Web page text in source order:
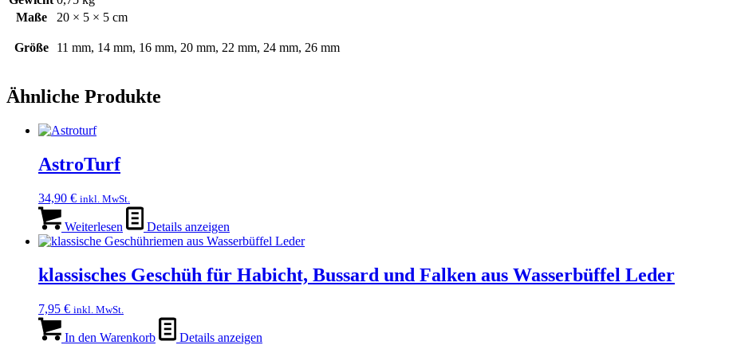
Maße
20 × 5 × 5 cm
Größe 11 mm, 14 mm, 16 mm, 20 mm, 22 mm, 24 mm, 26 mm
Ähnliche Produkte
AstroTurf
34,90 € inkl. MwSt.
Weiterlesen Details anzeigen
klassisches Geschüh für Habicht, Bussard und Falken aus Wasserbüffel Leder
7,95 € inkl. MwSt.
In den Warenkorb Details anzeigen